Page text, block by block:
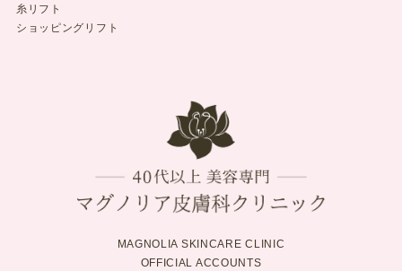
糸リフト
ショッピングリフト
MAGNOLIA SKINCARE CLINIC
OFFICIAL ACCOUNTS